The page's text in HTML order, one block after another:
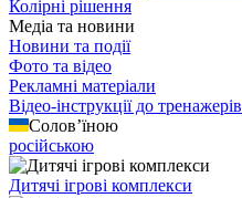
Колірні рішення
Медіа та новини
Новини та події
Фото та відео
Рекламні матеріали
Відео-інструкції до тренажерів
Солов’їною
російською
Дитячі ігрові комплекси